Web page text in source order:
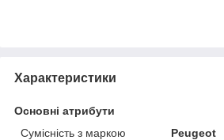
Характеристики
Основні атрибути
Сумісність з маркою
Peugeot